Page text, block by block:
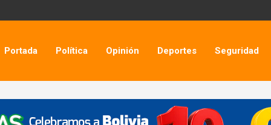
Portada Política Opinión Deportes Seguridad